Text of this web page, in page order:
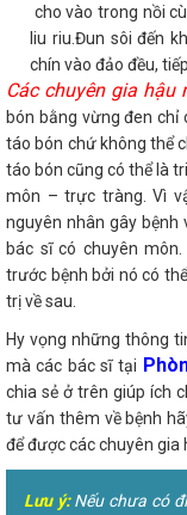
cho vào trong nồi
liu riu.Đun sôi đến
chín vào đảo đều,
Các chuyên gia
bón bằng vừng đen
táo bón chứ không thể
táo bón cũng có thể là
môn – trực tràng. Vì
nguyên nhân gây
bác sĩ có chuyên
trước bệnh bởi nó có
trị về sau.
Hy vọng những thông
mà các bác sĩ tại
chia sẻ ở trên giúp ích
tư vấn thêm về bệnh
để được các chuyên
Lưu ý:Nếu chưa có